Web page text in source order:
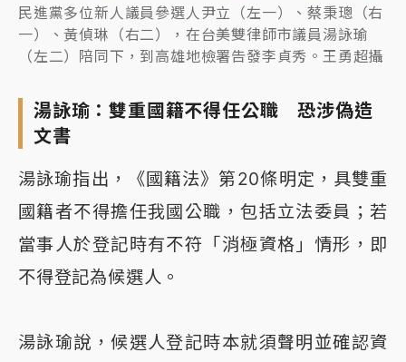
民進黨多位新人議員參選人尹立（左一）、蔡秉璁（右
一）、黃偵琳（右二），在台美雙律師市議員湯詠瑜
（左二）陪同下，到高雄地檢署告發李貞秀。王勇超攝
湯詠瑜：雙重國籍不得任公職 恐涉偽造
文書
湯詠瑜指出，《國籍法》第20條明定，具雙重
國籍者不得擔任我國公職，包括立法委員；若
當事人於登記時有不符「消極資格」情形，即
不得登記為候選人。
湯詠瑜說，候選人登記時本就須聲明並確認資